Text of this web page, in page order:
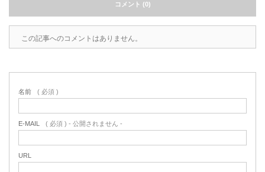
コメント (0)
この記事へのコメントはありません。
名前 ( 必須 )
E-MAIL ( 必須 ) - 公開されません -
URL